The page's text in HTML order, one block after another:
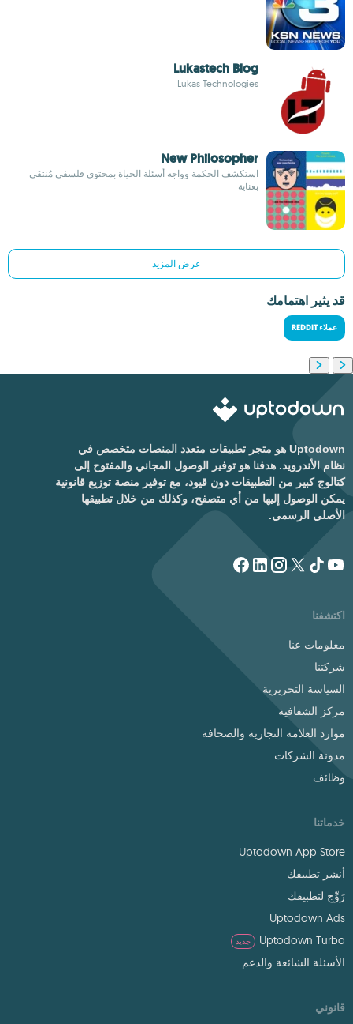
Lukastech Blog
Lukas Technologies
New Philosopher
استكشف الحكمة وواجه أسئلة الحياة بمحتوى فلسفي مُنتقى
بعناية
عرض المزيد
قد يثير اهتمامك
عملاء REDDIT
Uptodown هو متجر تطبيقات متعدد المنصات متخصص في
نظام الأندرويد. هدفنا هو توفير الوصول المجاني والمفتوح إلى
كتالوج كبير من التطبيقات دون قيود، مع توفير منصة توزيع قانونية
يمكن الوصول إليها من أي متصفح، وكذلك من خلال تطبيقها
الأصلي الرسمي.
اكتشفنا
معلومات عنا
شركتنا
السياسة التحريرية
مركز الشفافية
موارد العلامة التجارية والصحافة
مدونة الشركات
وظائف
خدماتنا
Uptodown App Store
أنشر تطبيقك
رَوِّج لتطبيقك
Uptodown Ads
Uptodown Turbo
جديد
الأسئلة الشائعة والدعم
قانوني